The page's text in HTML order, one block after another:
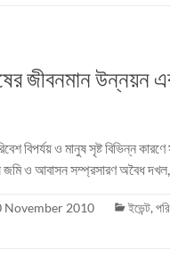
জীবনমান উন্নয়ন
বিপর্যয় ও মানুষ সৃষ্ট বিভিন্ন
জমি ও আবাসন সম্প্রসারণ অবৈধ
November 2010 ইভেন্ট,